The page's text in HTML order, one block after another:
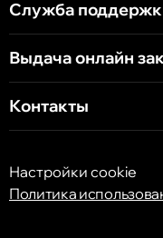
Служба
Выдача онлайн
Контакты
Настройки cookie
Политика